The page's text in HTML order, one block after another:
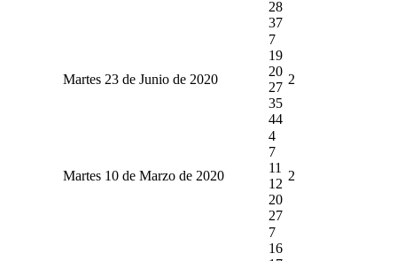
28
37
Martes 23 de Junio de 2020
7
19
20
27
35
44
2
Martes 10 de Marzo de 2020
4
7
11
12
20
27
2
7
16